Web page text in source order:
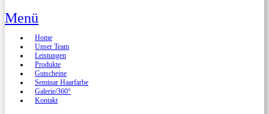
Menü
Home
Unser Team
Leistungen
Produkte
Gutscheine
Seminar Haarfarbe
Galerie/360°
Kontakt